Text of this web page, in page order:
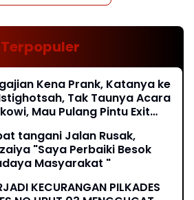
Terpopuler
Kena Prank, Katanya ke
Tak Taunya Acara
Mau Pulang Pintu Exit
tangani Jalan Rusak,
"Saya Perbaiki Besok
Masyarakat "